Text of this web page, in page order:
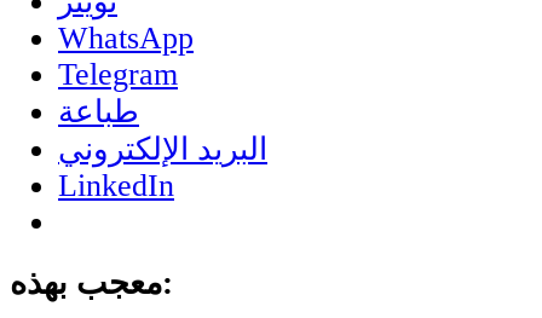
WhatsApp
Telegram
طباعة
البريد الإلكتروني
LinkedIn
معجب بهذه: